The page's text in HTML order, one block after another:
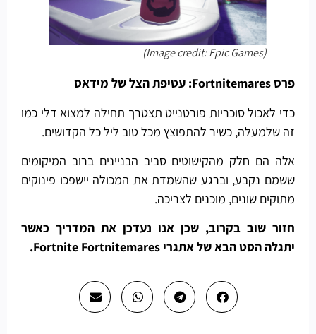
(Image credit: Epic Games)
פרס Fortnitemares: עטיפת הצל של מידאס
כדי לאכול סוכריות פורטנייט תצטרך תחילה למצוא דלי כמו
זה שלמעלה, כשיר להתפוצץ מכל טוב ליל כל הקדושים.
אלה הם חלק מהקישוטים סביב הבניינים ברוב המיקומים
ששמם נקבע, וברגע שהשמדת את המכולה יישפכו פינוקים
מתוקים שונים, מוכנים לצריכה.
חזור שוב בקרוב, שכן אנו נעדכן את המדריך כאשר
יתגלה הסט הבא של אתגרי Fortnite Fortnitemares.